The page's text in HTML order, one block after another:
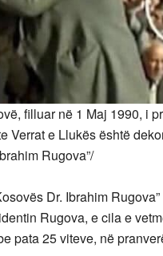
filluar në 1 Maj 1990, i
Verrat e Llukës është
Rugova”/
Dr. Ibrahim
Rugova, e cila e
pata 25 viteve, në